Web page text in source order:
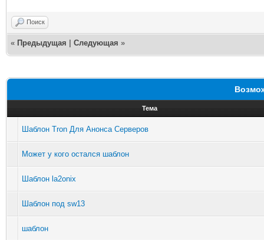
Поиск
« Предыдущая Следующая »
Тема
Шаблон Tron Для Анонса Серверов
Может у кого остался шаблон
Шаблон la2onix
Шаблон под sw13
шаблон